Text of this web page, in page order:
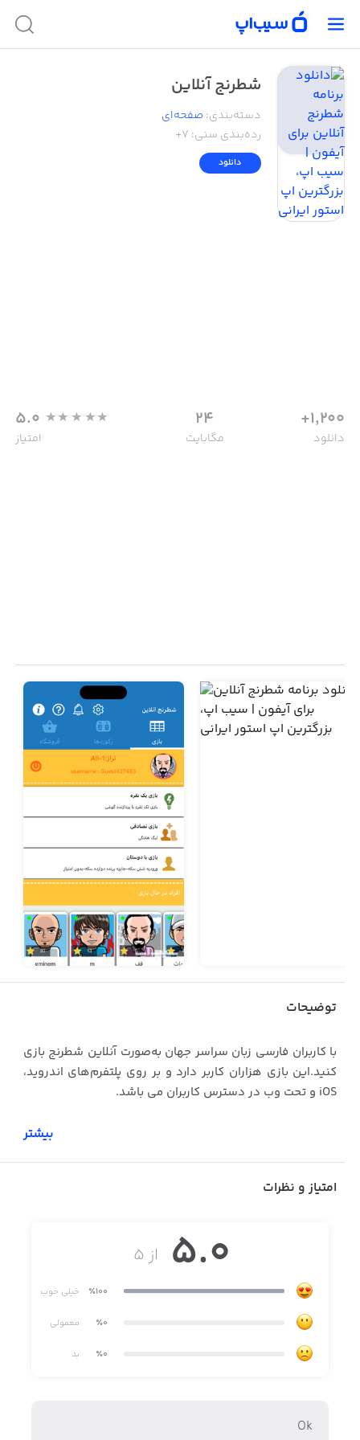
شطرنج آنلاین
دسته‌بندی: صفحه‌ای
رده‌بندی سنی: ۷+
دانلود
1,200+
دانلود
24
مگابایت
5.0
امتیاز
توضیحات
با کاربران فارسی زبان سراسر جهان به‌صورت آنلاین شطرنج بازی
کنید.این بازی هزاران کاربر دارد و بر روی پلتفرم‌های اندروید‌،
iOS و تحت وب در دسترس کاربران می باشد.
بیشتر
امتیاز و نظرات
از ۵ 5.0
٪100 خیلی خوب
٪0 معمولی
٪0 بد
Ok